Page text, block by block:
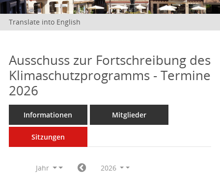
Translate into English
Ausschuss zur Fortschreibung des
Klimaschutzprogramms - Termine
2026
Informationen Mitglieder
Sitzungen
Jahr 2026